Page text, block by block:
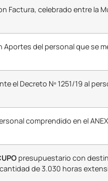
Factura, celebrado entre la
del personal que se
el Decreto Nº 1251/19 al
comprendido en el
presupuestario con
de 3.030 horas